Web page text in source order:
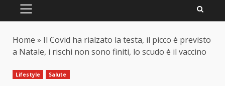
PRIMARY
Home » Il Covid ha rialzato la testa, il picco è previsto
a Natale, i rischi non sono finiti, lo scudo è il vaccino
Lifestyle Salute